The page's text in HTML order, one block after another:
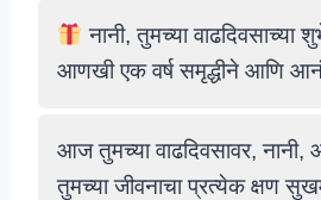
नानी, तुमच्या वाढदिवसाच्या
आणखी एक वर्ष समृद्धीने आणि
आज तुमच्या वाढदिवसावर, नानी,
तुमच्या जीवनाचा प्रत्येक क्षण